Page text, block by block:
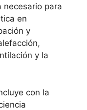
necesario para
en
y
y la
con la